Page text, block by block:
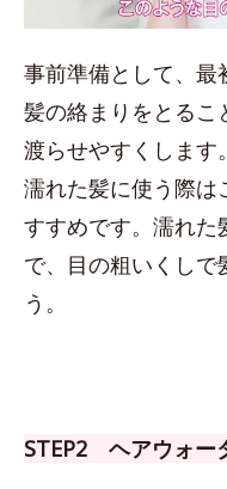
事前準備として、最
髪の絡まりをとるこ
渡らせやすくします。
濡れた髪に使う際は
すすめです。濡れた
で、目の粗いくしで
う。
STEP2 ヘアウォー